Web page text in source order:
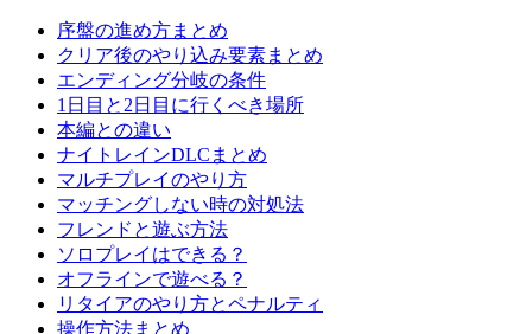
序盤の進め方まとめ
クリア後のやり込み要素まとめ
エンディング分岐の条件
1日目と2日目に行くべき場所
本編との違い
ナイトレインDLCまとめ
マルチプレイのやり方
マッチングしない時の対処法
フレンドと遊ぶ方法
ソロプレイはできる？
オフラインで遊べる？
リタイアのやり方とペナルティ
操作方法まとめ